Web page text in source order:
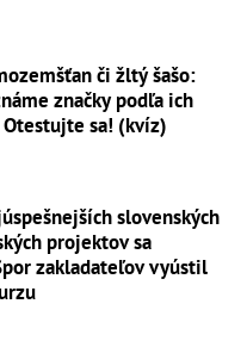
či žltý šašo:
značky podľa ich
Otestujte sa! (kvíz)
slovenských
projektov sa
zakladateľov vyústil